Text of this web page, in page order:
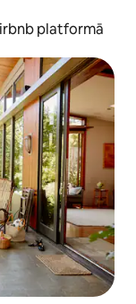
platformā